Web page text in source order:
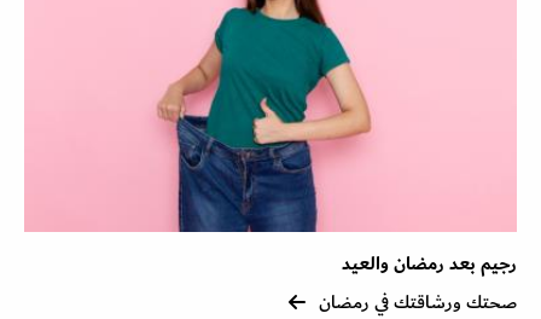
رجيم بعد رمضان والعيد
صحتك ورشاقتك في رمضان